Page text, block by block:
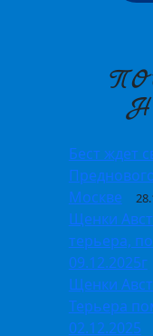
Бест ждет
Москве
Щенки
терьера,
09.12.2025г
Щенки
Терьера
02.12.2025